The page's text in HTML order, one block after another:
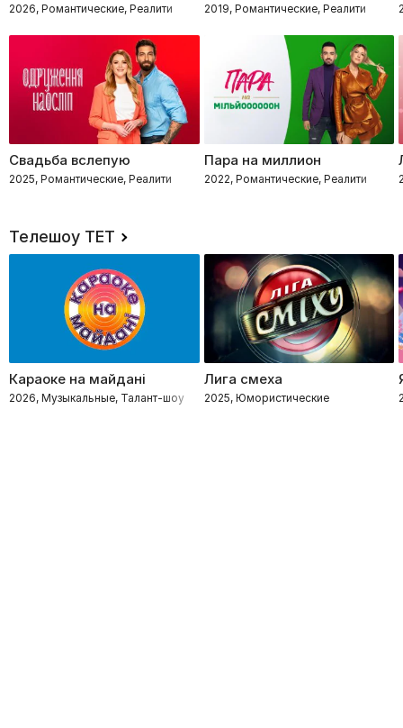
2026, Романтические, Реалити 2019, Романтические, Реалити
Свадьба вслепую
2025, Романтические, Реалити
Пара на миллион
2022, Романтические, Реалити
Телешоу ТЕТ
Караоке на майдані
2026, Музыкальные, Талант-шоу
Лига смеха
2025, Юмористические